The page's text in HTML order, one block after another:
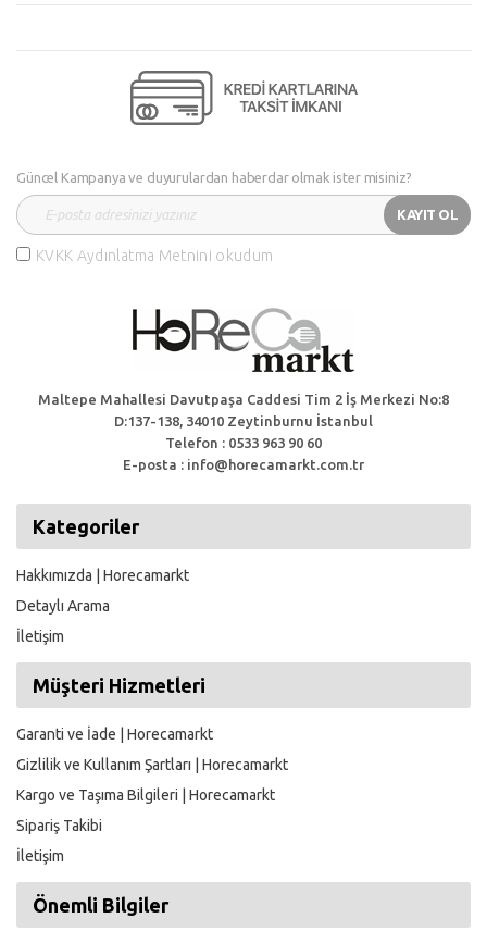
Güncel Kampanya ve duyurulardan haberdar olmak ister misiniz?
KAYIT OL
KVKK Aydınlatma Metnini okudum
Maltepe Mahallesi Davutpaşa Caddesi Tim 2 İş Merkezi No:8
D:137-138, 34010 Zeytinburnu İstanbul
Telefon : 0533 963 90 60
E-posta : info@horecamarkt.com.tr
Kategoriler
Hakkımızda | Horecamarkt
Detaylı Arama
İletişim
Müşteri Hizmetleri
Garanti ve İade | Horecamarkt
Gizlilik ve Kullanım Şartları | Horecamarkt
Kargo ve Taşıma Bilgileri | Horecamarkt
Sipariş Takibi
İletişim
Önemli Bilgiler